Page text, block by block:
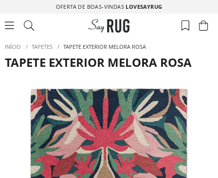
OFERTA DE BOAS-VINDAS LOVESAYRUG
INÍCIO / TAPETES / TAPETE EXTERIOR MELORA ROSA
TAPETE EXTERIOR MELORA ROSA